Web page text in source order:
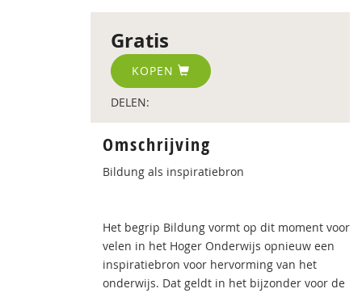
Gratis
KOPEN
DELEN:
Omschrijving
Bildung als inspiratiebron
Het begrip Bildung vormt op dit moment voor
velen in het Hoger Onderwijs opnieuw een
inspiratiebron voor hervorming van het
onderwijs. Dat geldt in het bijzonder voor de